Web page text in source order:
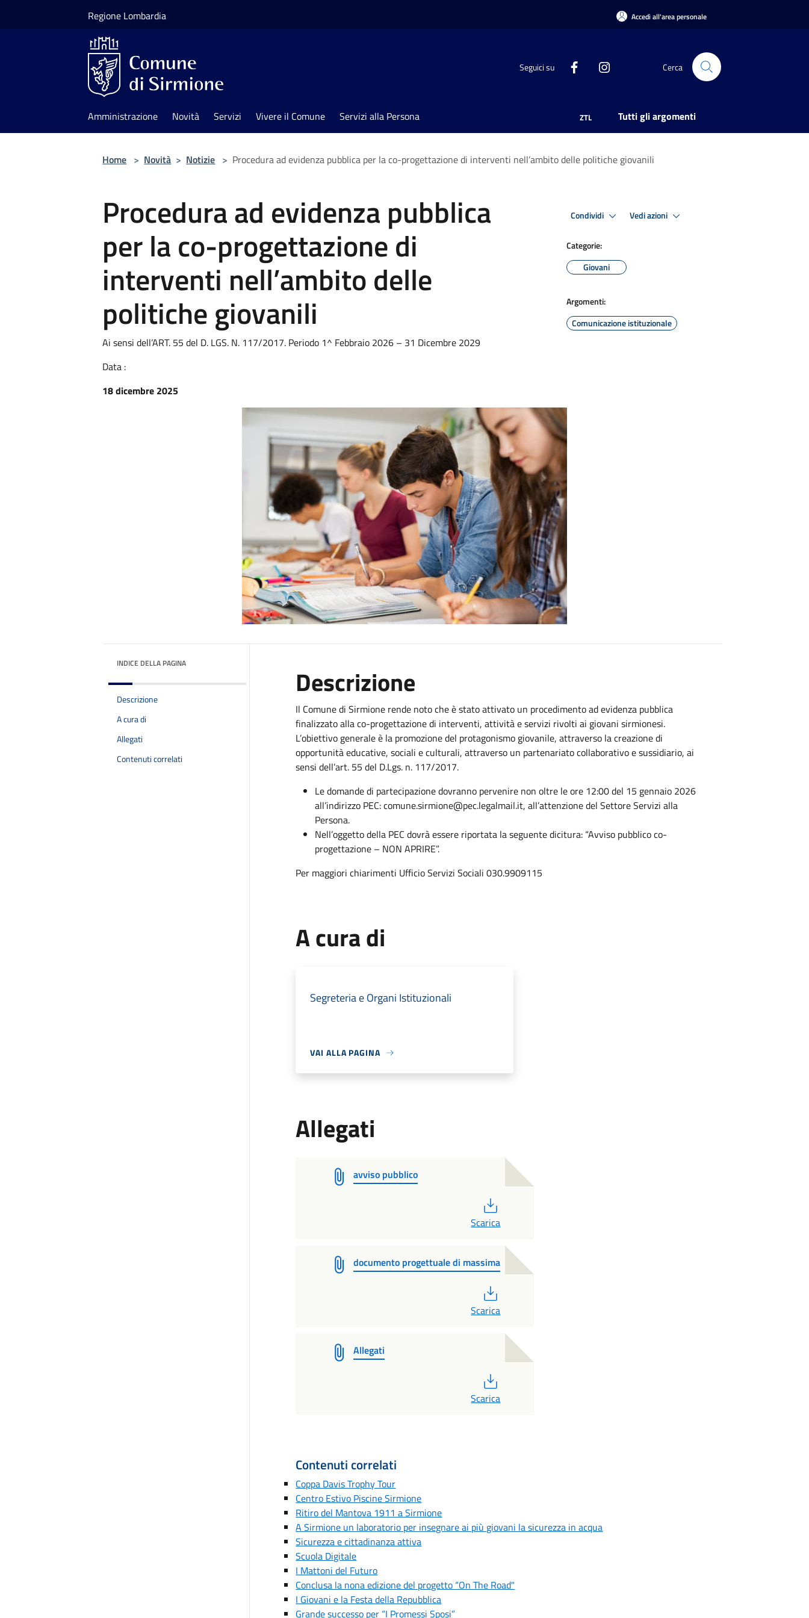
Regione Lombardia Accedi all'area personale
Seguici su Cerca
Amministrazione Novità Servizi Vivere il Comune Servizi alla Persona ZTL Tutti gli argomenti
Home > Novità > Notizie > Procedura ad evidenza pubblica per la co-progettazione di interventi nell’ambito delle politiche giovanili
Procedura ad evidenza pubblica
per la co-progettazione di
interventi nell’ambito delle
politiche giovanili
Ai sensi dell’ART. 55 del D. LGS. N. 117/2017. Periodo 1^ Febbraio 2026 – 31 Dicembre 2029
Data :
18 dicembre 2025
Condividi Vedi azioni
Categorie:
Giovani
Argomenti:
Comunicazione istituzionale
INDICE DELLA PAGINA
Descrizione
A cura di
Allegati
Contenuti correlati
Descrizione
Il Comune di Sirmione rende noto che è stato attivato un procedimento ad evidenza pubblica
finalizzato alla co-progettazione di interventi, attività e servizi rivolti ai giovani sirmionesi.
L’obiettivo generale è la promozione del protagonismo giovanile, attraverso la creazione di
opportunità educative, sociali e culturali, attraverso un partenariato collaborativo e sussidiario, ai
sensi dell’art. 55 del D.Lgs. n. 117/2017.
Le domande di partecipazione dovranno pervenire non oltre le ore 12:00 del 15 gennaio 2026
all’indirizzo PEC: comune.sirmione@pec.legalmail.it, all’attenzione del Settore Servizi alla
Persona.
Nell’oggetto della PEC dovrà essere riportata la seguente dicitura: “Avviso pubblico co-
progettazione – NON APRIRE”.
Per maggiori chiarimenti Ufficio Servizi Sociali 030.9909115
A cura di
Segreteria e Organi Istituzionali
VAI ALLA PAGINA
Allegati
avviso pubblico
Scarica
documento progettuale di massima
Scarica
Allegati
Scarica
Contenuti correlati
Coppa Davis Trophy Tour
Centro Estivo Piscine Sirmione
Ritiro del Mantova 1911 a Sirmione
A Sirmione un laboratorio per insegnare ai più giovani la sicurezza in acqua
Sicurezza e cittadinanza attiva
Scuola Digitale
I Mattoni del Futuro
Conclusa la nona edizione del progetto “On The Road"
I Giovani e la Festa della Repubblica
Grande successo per “I Promessi Sposi”